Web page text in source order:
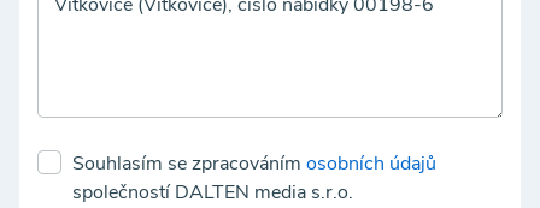
Souhlasím se zpracováním osobních údajů
společností DALTEN media s.r.o.